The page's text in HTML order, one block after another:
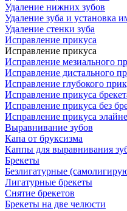
Удаление нижних зубов
Удаление зуба и установка
Удаление стенки зуба
Исправление прикуса
Исправление прикуса
Исправление мезиального
Исправление дистального
Исправление глубокого
Исправление прикуса
Исправление прикуса без
Исправление прикуса
Выравнивание зубов
Капа от бруксизма
Каппы для выравнивания
Брекеты
Безлигатурные
Лигатурные брекеты
Снятие брекетов
Брекеты на две челюсти